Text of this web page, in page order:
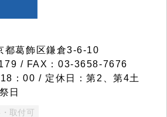
葛飾区鎌倉3-6-10
/ FAX：03-3658-7676
：00 / 定休日：第2、第4土
日
取付可